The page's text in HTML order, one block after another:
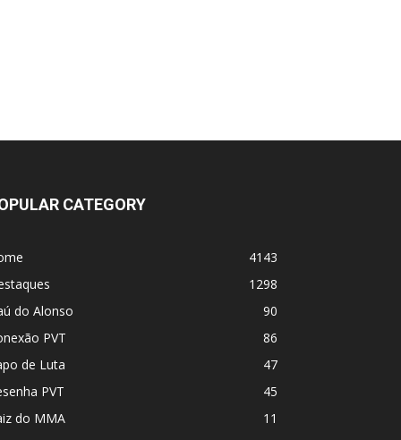
CATEGORY
4143
1298
do Alonso
90
PVT
86
de Luta
47
PVT
45
do MMA
11